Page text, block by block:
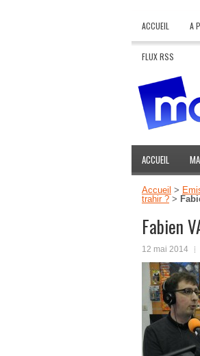
ACCUEIL A
FLUX RSS
ACCUEIL
Accueil >
trahir ? >
Fabien
12 mai 2014